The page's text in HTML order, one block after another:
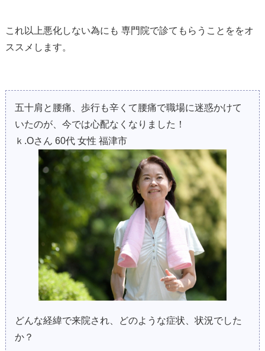
これ以上悪化しない為にも 専門院で診てもらうことををオ
ススメします。
五十肩と腰痛、歩行も辛くて腰痛で職場に迷惑かけて
いたのが、今では心配なくなりました！
ｋ.Оさん 60代 女性 福津市
どんな経緯で来院され、どのような症状、状況でした
か？